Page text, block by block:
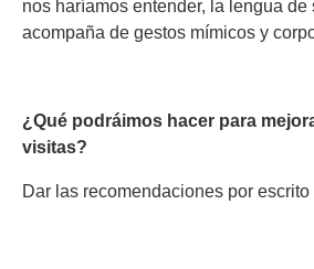
nos haríamos entender, la lengua de
acompaña de gestos mímicos y
¿Qué podráimos hacer para
visitas?
Dar las recomendaciones por escrito